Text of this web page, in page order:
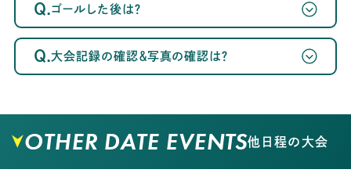
Q.ゴールした後は？
Q.大会記録の確認＆写真の確認は？
OTHER DATE EVENTS他日程の大会